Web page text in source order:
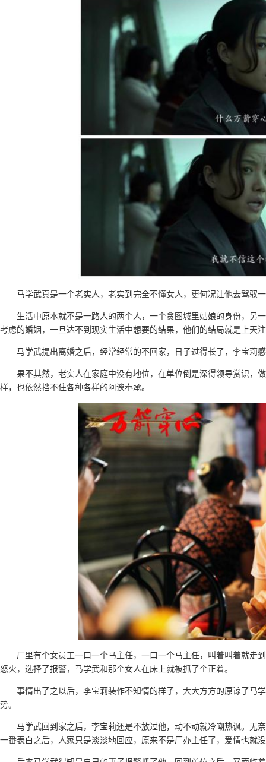
马学武真是一个老实人，老实到完全不懂女人，更何况让他去驾驭
生活中原本就不是一路人的两个人，一个贪图城里姑娘的身份，另
考虑的婚姻，一旦达不到现实生活中想要的结果，他们的结局就是上天
马学武提出离婚之后，经常经常的不回家，日子过得长了，李宝莉
果不其然，老实人在家庭中没有地位，在单位倒是深得领导赏识，
样，也依然挡不住各种各样的阿谀奉承。
厂里有个女员工一口一个马主任，一口一个马主任，叫着叫着就走
怒火，选择了报警，马学武和那个女人在床上就被抓了个正着。
事情出了之以后，李宝莉装作不知情的样子，大大方方的原谅了马
势。
马学武回到家之后，李宝莉还是不放过他，动不动就冷嘲热讽。无
一番表白之后，人家只是淡淡地回应，原来不是厂办主任了，爱情也就